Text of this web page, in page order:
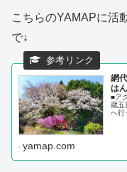
こちらのYAMAPに活
で↓
網
は
■ア
蔵五
へ行
yamap.com